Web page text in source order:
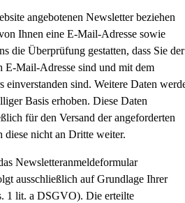
angebotenen Newsletter beziehen
Ihnen eine E-Mail-Adresse sowie
die Überprüfung gestatten, dass Sie der
E-Mail-Adresse sind und mit dem
einverstanden sind. Weitere Daten
Basis erhoben. Diese Daten
für den Versand der angeforderten
diese nicht an Dritte weiter.
Newsletteranmeldeformular
ausschließlich auf Grundlage Ihrer
1 lit. a DSGVO). Die erteilte